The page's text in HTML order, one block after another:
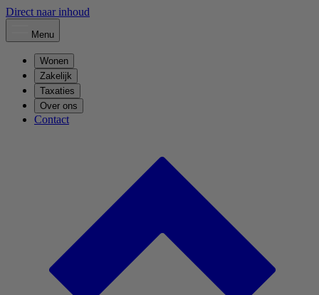
Direct naar inhoud
Menu
Wonen
Zakelijk
Taxaties
Over ons
Contact